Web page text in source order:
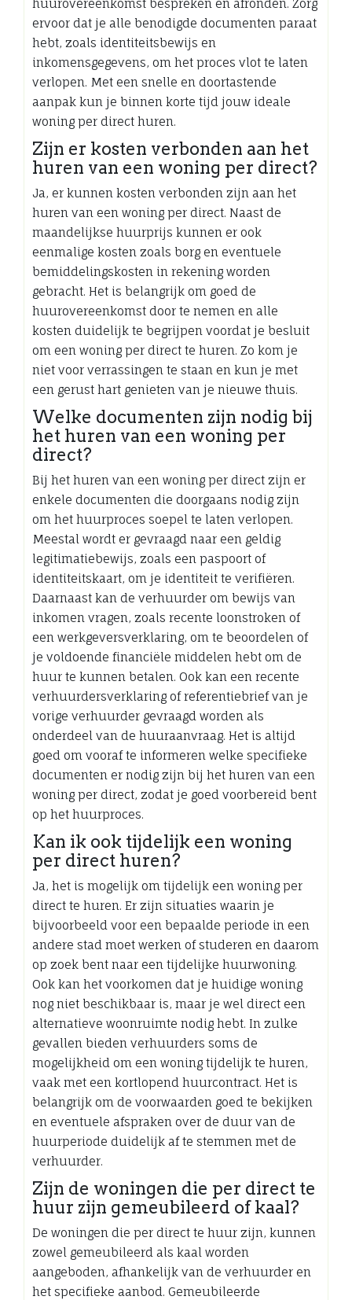
huurovereenkomst bespreken en afronden. Zorg
ervoor dat je alle benodigde documenten paraat
hebt, zoals identiteitsbewijs en
inkomensgegevens, om het proces vlot te laten
verlopen. Met een snelle en doortastende
aanpak kun je binnen korte tijd jouw ideale
woning per direct huren.
Zijn er kosten verbonden aan het
huren van een woning per direct?
Ja, er kunnen kosten verbonden zijn aan het
huren van een woning per direct. Naast de
maandelijkse huurprijs kunnen er ook
eenmalige kosten zoals borg en eventuele
bemiddelingskosten in rekening worden
gebracht. Het is belangrijk om goed de
huurovereenkomst door te nemen en alle
kosten duidelijk te begrijpen voordat je besluit
om een woning per direct te huren. Zo kom je
niet voor verrassingen te staan en kun je met
een gerust hart genieten van je nieuwe thuis.
Welke documenten zijn nodig bij
het huren van een woning per
direct?
Bij het huren van een woning per direct zijn er
enkele documenten die doorgaans nodig zijn
om het huurproces soepel te laten verlopen.
Meestal wordt er gevraagd naar een geldig
legitimatiebewijs, zoals een paspoort of
identiteitskaart, om je identiteit te verifiëren.
Daarnaast kan de verhuurder om bewijs van
inkomen vragen, zoals recente loonstroken of
een werkgeversverklaring, om te beoordelen of
je voldoende financiële middelen hebt om de
huur te kunnen betalen. Ook kan een recente
verhuurdersverklaring of referentiebrief van je
vorige verhuurder gevraagd worden als
onderdeel van de huuraanvraag. Het is altijd
goed om vooraf te informeren welke specifieke
documenten er nodig zijn bij het huren van een
woning per direct, zodat je goed voorbereid bent
op het huurproces.
Kan ik ook tijdelijk een woning
per direct huren?
Ja, het is mogelijk om tijdelijk een woning per
direct te huren. Er zijn situaties waarin je
bijvoorbeeld voor een bepaalde periode in een
andere stad moet werken of studeren en daarom
op zoek bent naar een tijdelijke huurwoning.
Ook kan het voorkomen dat je huidige woning
nog niet beschikbaar is, maar je wel direct een
alternatieve woonruimte nodig hebt. In zulke
gevallen bieden verhuurders soms de
mogelijkheid om een woning tijdelijk te huren,
vaak met een kortlopend huurcontract. Het is
belangrijk om de voorwaarden goed te bekijken
en eventuele afspraken over de duur van de
huurperiode duidelijk af te stemmen met de
verhuurder.
Zijn de woningen die per direct te
huur zijn gemeubileerd of kaal?
De woningen die per direct te huur zijn, kunnen
zowel gemeubileerd als kaal worden
aangeboden, afhankelijk van de verhuurder en
het specifieke aanbod. Gemeubileerde